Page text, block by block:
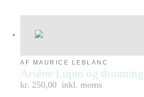
AF MAURICE LEBLANC
Arsène Lupin og
kr. 250,00 inkl. moms